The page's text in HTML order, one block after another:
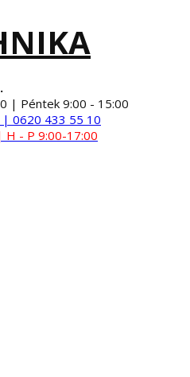
| Péntek 9:00 - 15:00
0620 433 55 10
H - P 9:00-17:00